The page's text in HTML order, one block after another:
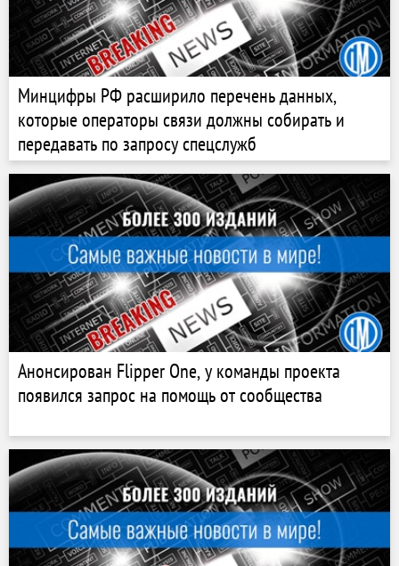
Минцифры РФ расширило перечень данных,
которые операторы связи должны собирать и
передавать по запросу спецслужб
Анонсирован Flipper One, у команды проекта
появился запрос на помощь от сообщества